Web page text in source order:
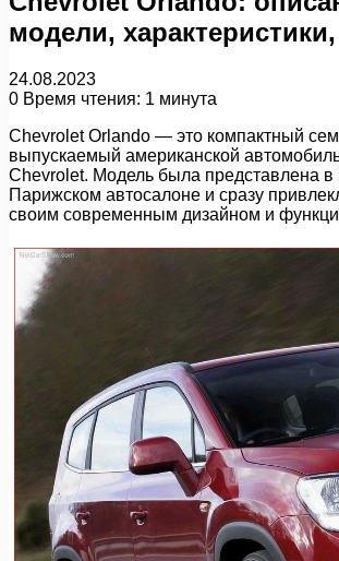
модели,
24.08.2023
0 Время чтения: 1 минута
Chevrolet Orlando — это компактный
выпускаемый американской
Chevrolet. Модель была представлена в
Парижском автосалоне и сразу
своим современным дизайном и